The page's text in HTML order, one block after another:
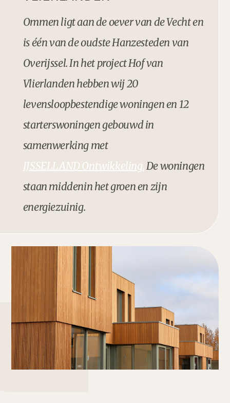
Ommen ligt aan de oever van de Vecht en
is één van de oudste Hanzesteden van
Overĳssel. In het project Hof van
Vlierlanden hebben wij 20
levensloopbestendige woningen en 12
starterswoningen gebouwd in
samenwerking met
IJSSELLAND Ontwikkeling.De woningen
staan middenin het groen en zĳn
energiezuinig.